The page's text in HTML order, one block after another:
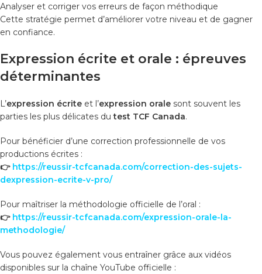
Analyser et corriger vos erreurs de façon méthodique
Cette stratégie permet d’améliorer votre niveau et de gagner
en confiance.
Expression écrite et orale : épreuves
déterminantes
L’expression écrite et l’expression orale sont souvent les
parties les plus délicates dutest TCF Canada.
Pour bénéficier d’une correction professionnelle de vos
productions écrites :
👉 https://reussir-tcfcanada.com/correction-des-sujets-
dexpression-ecrite-v-pro/
Pour maîtriser la méthodologie officielle de l’oral :
👉 https://reussir-tcfcanada.com/expression-orale-la-
methodologie/
Vous pouvez également vous entraîner grâce aux vidéos
disponibles sur la chaîne YouTube officielle :